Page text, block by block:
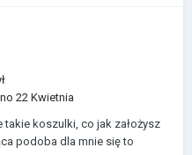
22 Kwietnia
takie koszulki, co jak założysz
podoba dla mnie się to